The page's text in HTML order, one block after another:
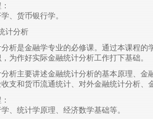
、货币银行学。
计分析
析是金融学专业的必修课。通过本课程
为作好实际金融统计分析工作打下基础。
析主要讲述金融统计分析的基本原理、
支和货币流通统计、对外金融统计分析、
、统计学原理、经济数学基础等。